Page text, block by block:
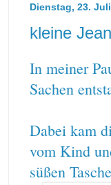
Dienstag, 23.
kleine
In meiner
Sachen
Dabei kam
vom Kind
süßen